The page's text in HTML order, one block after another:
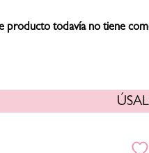
producto todavía no tiene